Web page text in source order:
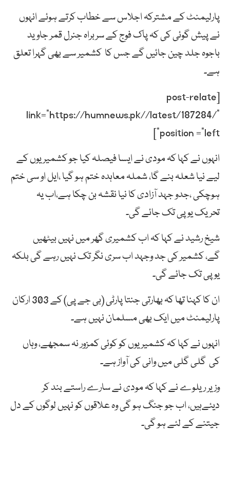
پارلیمنٹ کے مشترکہ اجلاس سے خطاب کرتے ہوئے انہوں
نے پیش گوئی کی کہ پاک فوج کے سربراہ جنرل قمر جاوید
باجوہ جلد چین جائیں گے جس کا کشمیر سے بھی گہرا تعلق
ہے۔
[post-relate
link=”https://humnews.pk//latest/187284/”
position =”left”]
انہوں نے کہا کہ مودی نے ایسا فیصلہ کیا جو کشمیریوں کے
لیے نیا شعلہ بنے گا، شملہ معاہدہ ختم ہو گیا ،ایل او سی ختم
ہوچکی ،جدو جہد آزادی کا نیا نقشہ بن چکا ہے،اب یہ
تحریک یو پی تک جائے گی۔
شیخ رشید نے کہا کہ اب کشمیری گھر میں نہیں بیٹھیں
گے، کشمیر کی جد وجہد اب سری نگر تک نہیں رہے گی بلکہ
یو پی تک جائے گی۔
ان کا کہنا تھا کہ بھارتی جنتا پارٹی (بی جے پی) کے 303 ارکان
پارلیمنٹ میں ایک بھی مسلمان نہیں ہے۔
انہوں نے کہا کہ کشمیریوں کو کوئی کمزور نہ سمجھے، وہاں
کی گلی گلی میں وانی کی آواز ہے۔
وزیر ریلوے نے کہا کہ مودی نے سارے راستے بند کر
دیئےہیں، اب جو جنگ ہو گی وہ علاقوں کو نہیں لوگوں کے دل
جیتنے کے لئے ہو گی۔